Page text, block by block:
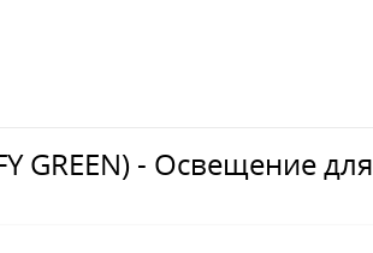
GREEN) - Освещение для